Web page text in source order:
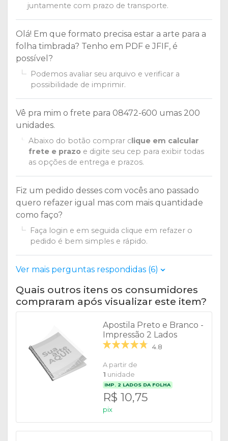
juntamente com prazo de transporte.
Olá! Em que formato precisa estar a arte para a
folha timbrada? Tenho em PDF e JFIF, é
possível?
Podemos avaliar seu arquivo e verificar a
possibilidade de imprimir.
Vê pra mim o frete para 08472-600 umas 200
unidades.
Abaixo do botão comprar clique em calcular
frete e prazoe digite seu cep para exibir todas
as opções de entrega e prazos.
Fiz um pedido desses com vocês ano passado
quero refazer igual mas com mais quantidade
como faço?
Faça login e em seguida clique em refazer o
pedido é bem simples e rápido.
Ver mais perguntas respondidas (6)
Quais outros itens os consumidores
compraram após visualizar este item?
Apostila Preto e Branco -
Impressão 2 Lados
4.8
A partir de
1 unidade
IMP. 2 LADOS DA FOLHA
R$ 10,75
pix